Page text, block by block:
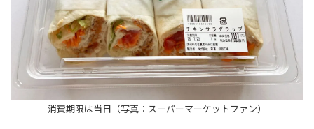
消費期限は当日（写真：スーパーマーケットファン）